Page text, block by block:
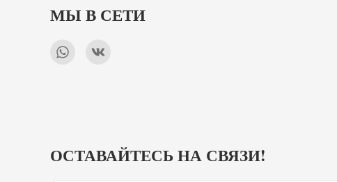
МЫ В СЕТИ
ОСТАВАЙТЕСЬ НА СВЯЗИ!